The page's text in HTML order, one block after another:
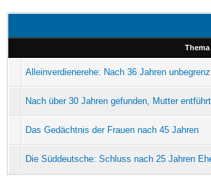
Thema
Alleinverdienerehe: Nach 36 Jahren
Nach über 30 Jahren gefunden, Mutter
Das Gedächtnis der Frauen nach 45 Jahren
Die Süddeutsche: Schluss nach 25 Jahren